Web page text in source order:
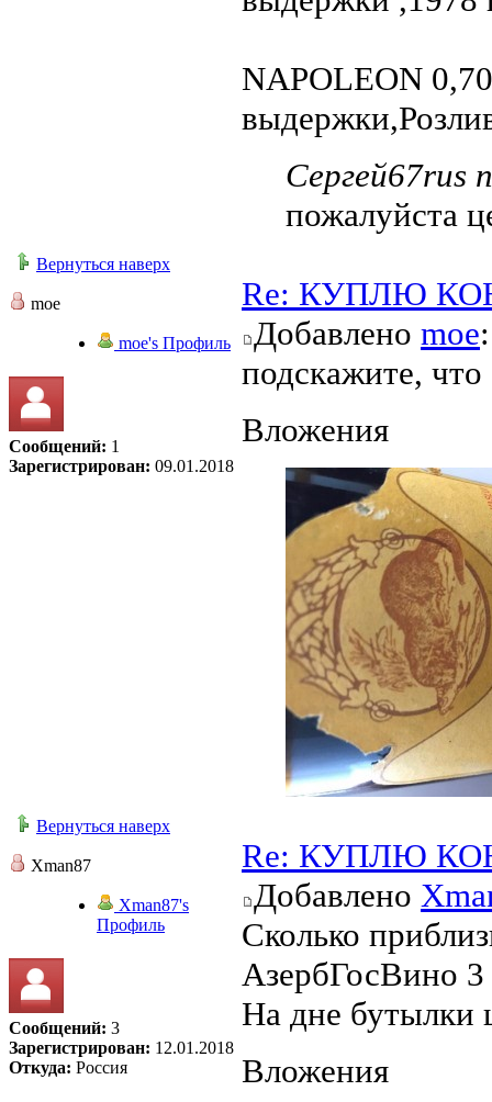
NAPOLEON
Сергей67rus
пожалуйста
Вернуться наверх
moe
moe's Профиль
Сообщений: 1
Зарегистрирован: 09.01.2018
Re: КУПЛЮ
Добавлено moe
подскажите, что
Вложения
Вернуться наверх
Xman87
Xman87's
Профиль
Сообщений: 3
Зарегистрирован: 12.01.2018
Откуда: Россия
Re: КУПЛЮ
Добавлено
Сколько
АзербГосВино 3
На дне бутылки
Вложения